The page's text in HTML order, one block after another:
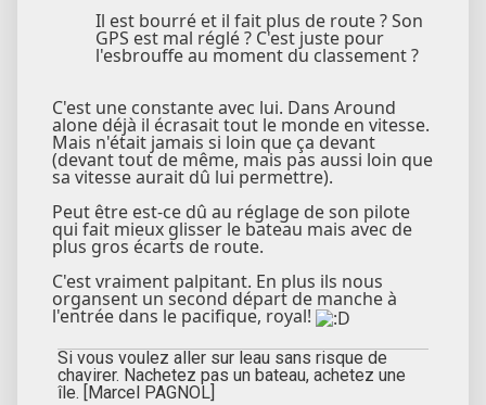
Il est bourré et il fait plus de route ? Son
GPS est mal réglé ? C'est juste pour
l'esbrouffe au moment du classement ?
C'est une constante avec lui. Dans Around
alone déjà il écrasait tout le monde en vitesse.
Mais n'était jamais si loin que ça devant
(devant tout de même, mais pas aussi loin que
sa vitesse aurait dû lui permettre).
Peut être est-ce dû au réglage de son pilote
qui fait mieux glisser le bateau mais avec de
plus gros écarts de route.
C'est vraiment palpitant. En plus ils nous
organsent un second départ de manche à
l'entrée dans le pacifique, royal!
Si vous voulez aller sur leau sans risque de
chavirer. Nachetez pas un bateau, achetez une
île. [Marcel PAGNOL]